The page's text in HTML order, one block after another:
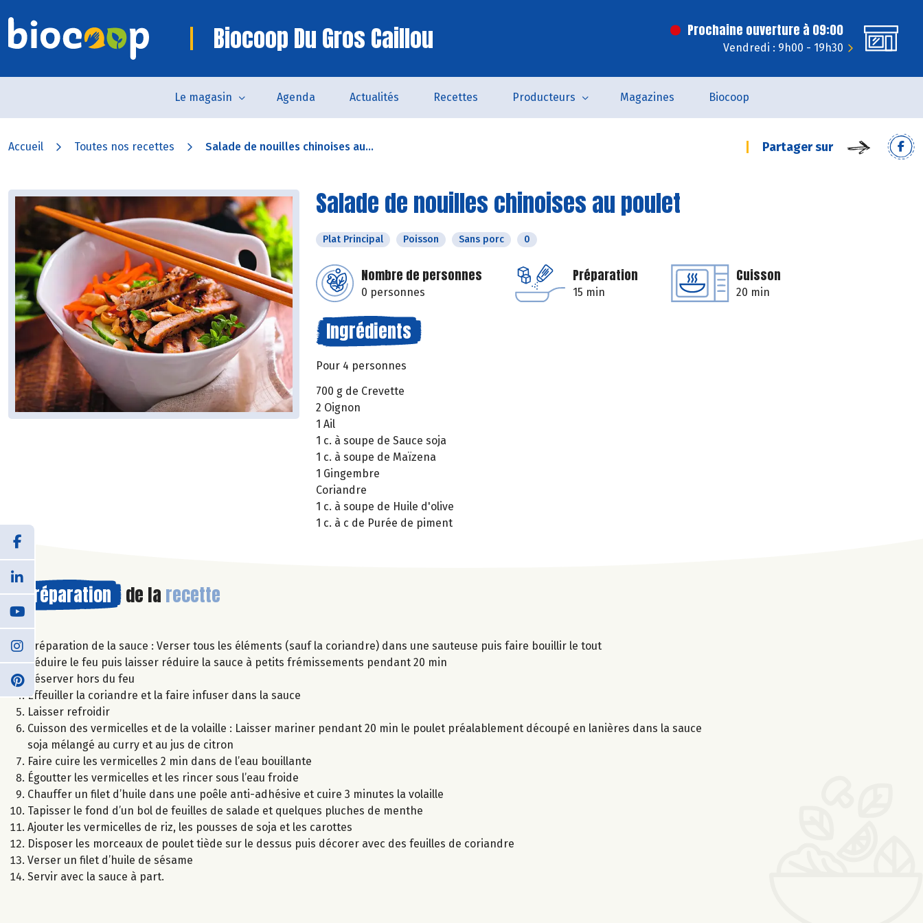
Biocoop Du Gros Caillou Prochaine ouverture à 09:00
Vendredi : 9h00 - 19h30
Le magasin Agenda Actualités Recettes Producteurs Magazines Biocoop
Accueil Toutes nos recettes Salade de nouilles chinoises au... Partager sur
Salade de nouilles chinoises au poulet
Plat Principal Poisson Sans porc 0
Nombre de personnes
0 personnes
Préparation
15 min
Cuisson
20 min
Ingrédients
Pour 4 personnes
700 g de Crevette
2 Oignon
1 Ail
1 c. à soupe de Sauce soja
1 c. à soupe de Maïzena
1 Gingembre
Coriandre
1 c. à soupe de Huile d'olive
1 c. à c de Purée de piment
Préparation de la recette
Préparation de la sauce : Verser tous les éléments (sauf la coriandre) dans une sauteuse puis faire bouillir le tout
Réduire le feu puis laisser réduire la sauce à petits frémissements pendant 20 min
Réserver hors du feu
Effeuiller la coriandre et la faire infuser dans la sauce
Laisser refroidir
Cuisson des vermicelles et de la volaille : Laisser mariner pendant 20 min le poulet préalablement découpé en lanières dans la sauce
soja mélangé au curry et au jus de citron
Faire cuire les vermicelles 2 min dans de l’eau bouillante
Égoutter les vermicelles et les rincer sous l’eau froide
Chauffer un filet d’huile dans une poêle anti-adhésive et cuire 3 minutes la volaille
Tapisser le fond d’un bol de feuilles de salade et quelques pluches de menthe
Ajouter les vermicelles de riz, les pousses de soja et les carottes
Disposer les morceaux de poulet tiède sur le dessus puis décorer avec des feuilles de coriandre
Verser un filet d’huile de sésame
Servir avec la sauce à part.